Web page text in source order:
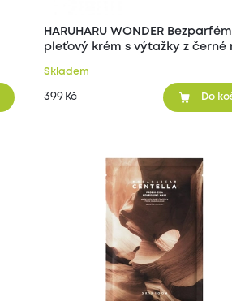
HARUHARU WONDER
pleťový krém s výtažky z černé
Skladem
399 Kč Do